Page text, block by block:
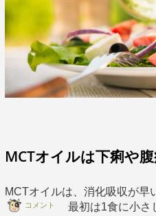
MCTオイルは下痢や腹
MCTオイルは、消化吸収が早
コメント
最初は1食に小さ